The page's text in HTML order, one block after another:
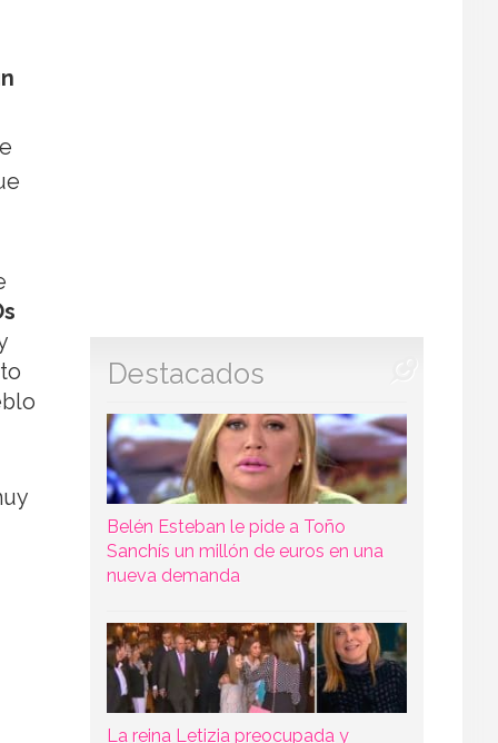
Destacados
Belén Esteban le pide a Toño
Sanchís un millón de euros en una
nueva demanda
La reina Letizia preocupada y